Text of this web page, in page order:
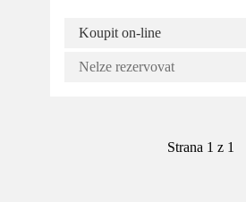
Koupit on-line
Nelze rezervovat
Strana 1 z 1